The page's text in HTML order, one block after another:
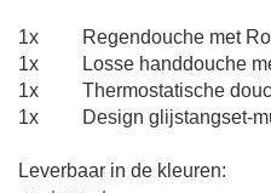
1x Regendouche met
1x Losse handdouche
1x Thermostatische
1x Design glijstangset-
Leverbaar in de kleuren: